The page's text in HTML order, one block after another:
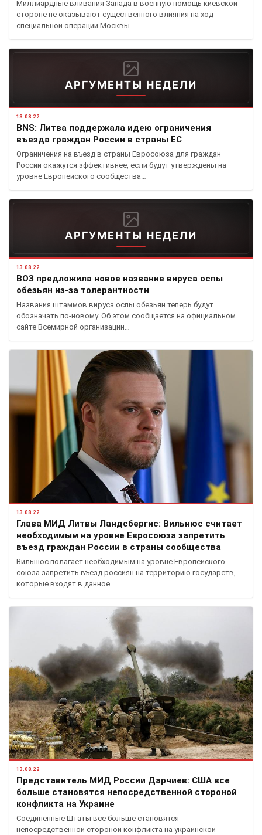
Миллиардные вливания Запада в военную помощь киевской
стороне не оказывают существенного влияния на ход
специальной операции Москвы…
АРГУМЕНТЫ НЕДЕЛИ
13.08.22
BNS: Литва поддержала идею ограничения
въезда граждан России в страны ЕС
Ограничения на въезд в страны Евросоюза для граждан
России окажутся эффективнее, если будут утверждены на
уровне Европейского сообщества…
АРГУМЕНТЫ НЕДЕЛИ
13.08.22
ВОЗ предложила новое название вируса оспы
обезьян из-за толерантности
Названия штаммов вируса оспы обезьян теперь будут
обозначать по-новому. Об этом сообщается на официальном
сайте Всемирной организации…
13.08.22
Глава МИД Литвы Ландсбергис: Вильнюс считает
необходимым на уровне Евросоюза запретить
въезд граждан России в страны сообщества
Вильнюс полагает необходимым на уровне Европейского
союза запретить въезд россиян на территорию государств,
которые входят в данное…
13.08.22
Представитель МИД России Дарчиев: США все
больше становятся непосредственной стороной
конфликта на Украине
Соединенные Штаты все больше становятся
непосредственной стороной конфликта на украинской